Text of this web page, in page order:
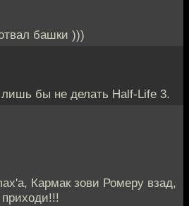
башки )))
бы не делать Half-Life 3.
Кармак зови Ромеру взад,